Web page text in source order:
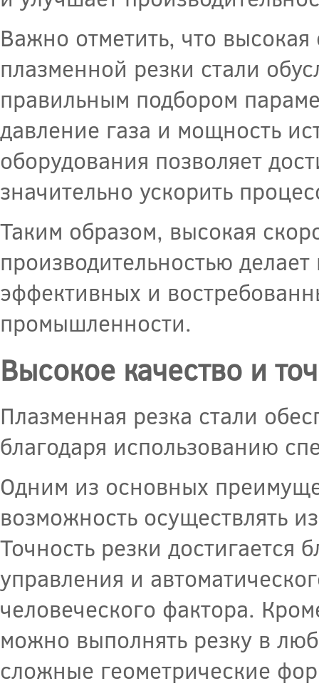
Важно отметить, что высокая
плазменной резки стали
правильным подбором
давление газа и мощность
оборудования позволяет
значительно ускорить
Таким образом, высокая
производительностью
эффективных и
промышленности.
Высокое качество и
Плазменная резка стали
благодаря использованию
Одним из основных
возможность осуществлять
Точность резки достигается
управления и
человеческого фактора.
можно выполнять резку в
сложные геометрические